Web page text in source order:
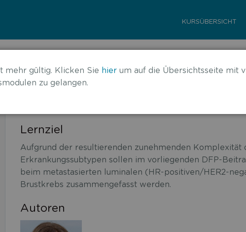
KURSÜBERSICHT
HER2-negativen metastasierten
Lernziel
Aufgrund der resultierenden zunehmenden Komplexität
Erkrankungssubtypen sollen im vorliegenden DFP-
beim metastasierten luminalen (HR-positiven/HER2-
Brustkrebs zusammengefasst werden.
Autoren
mehr gültig. Klicken Sie hierum auf die Übersichtsseite mit
zu gelangen.